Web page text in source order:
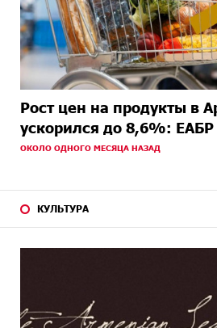
Рост цен на продукты в
ускорился до 8,6%: ЕАБР
ОКОЛО ОДНОГО МЕСЯЦА НАЗАД
КУЛЬТУРА